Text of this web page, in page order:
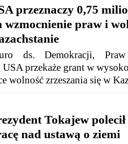
przeznaczy 0,75
wzmocnienie praw i
ds. Demokracji,
USA przekaże grant w
wolność zrzeszania się w
Tokajew
nad ustawą o ziemi